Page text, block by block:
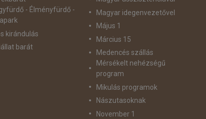
- Élményfürdő -
kirándulás
barát
Magyar idegenvezetővel
Május 1
Március 15
Medencés szállás
Mérsékelt nehézségű
program
Mikulás programok
Nászutasoknak
November 1